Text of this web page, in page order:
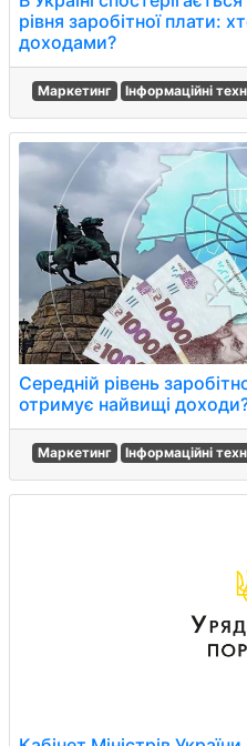
рівня заробітної плати:
доходами?
Маркетинг Інформаційні
Середній рівень
отримує найвищі
Маркетинг Інформаційні